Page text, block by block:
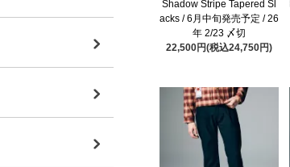
Shadow Stripe Tapered Sl
acks / 6月中旬発売予定 / 26
年 2/23 〆切
22,500円(税込24,750円)